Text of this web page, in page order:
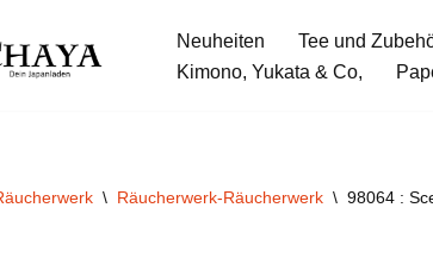
Neuheiten Tee und
Kimono, Yukata & Co,
\ Räucherwerk-Räucherwerk \ 98064 :